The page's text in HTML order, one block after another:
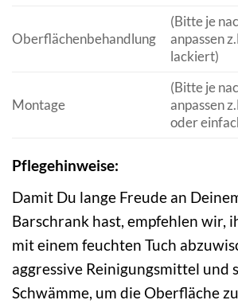
Oberflächenbehandlung
(Bitte je
anpassen
lackiert)
Montage
(Bitte je
anpassen
oder
Pflegehinweise:
Damit Du lange Freude an
Barschrank hast, empfehlen wir,
mit einem feuchten Tuch
aggressive Reinigungsmittel und
Schwämme, um die Oberfläche